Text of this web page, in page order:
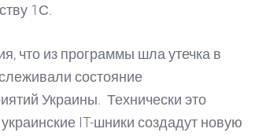
1С.
что из программы шла утечка в
состояние
Украины. Технически это
IT-шники создадут новую